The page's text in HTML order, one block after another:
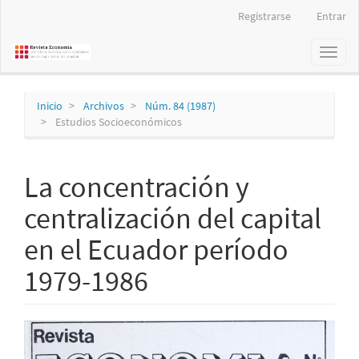
principal
Registrarse Entrar
Toggle
Inicio Archivos
Núm. 84 (1987)
Estudios Socioeconómicos
La concentración y
centralización del capital
en el Ecuador período
1979-1986
Barra